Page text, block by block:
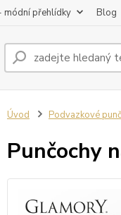
módní přehlídky Blog
Úvod Podvazkové
Punčochy